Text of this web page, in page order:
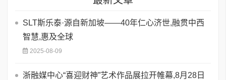
SLT斯乐泰·源自新加坡——40年仁心济世,融贯中西
智慧,惠及全球
2025-08-09
浙融媒中心“喜迎财神”艺术作品展拉开帷幕,8月28日